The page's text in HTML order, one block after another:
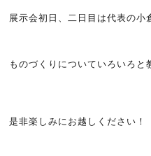
展示会初日、二日目は代表の
ものづくりについていろいろと
是非楽しみにお越しください！